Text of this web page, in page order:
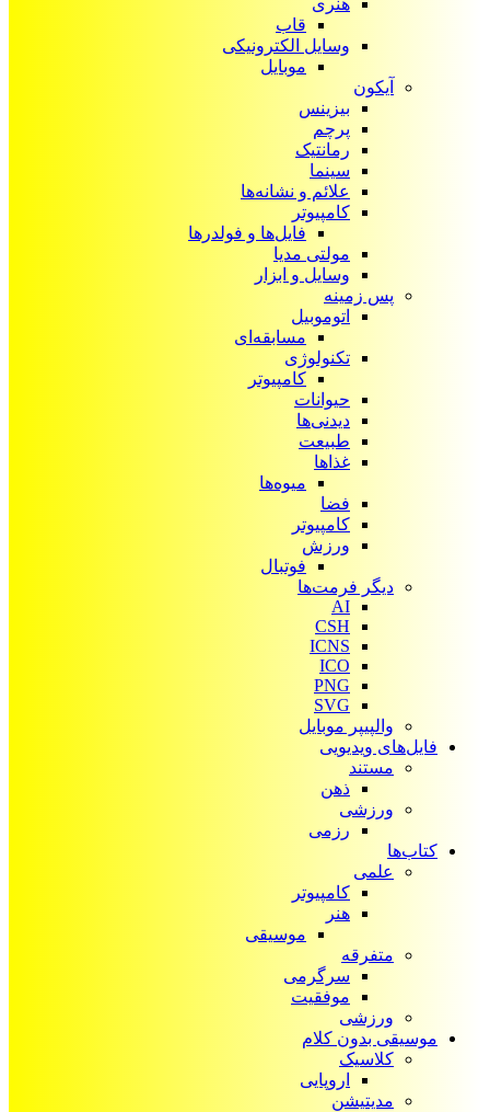
هنری
قاب
وسایل الکترونیکی
موبایل
آیکون‌
بیزینس
پرچم
رمانتیک
سینما
علائم و نشانه‌ها
کامپیوتر
فایل‌ها و فولدرها
مولتی مدیا
وسایل و ابزار
پس زمینه
اتوموبیل
مسابقه‌ای
تکنولوژی
کامپیوتر
حیوانات
دیدنی‌ها
طبیعت
غذاها
میوه‌ها
فضا
کامپیوتر
ورزش
فوتبال
دیگر فرمت‌ها
AI
CSH
ICNS
ICO
PNG
SVG
والپیپر موبایل
فایل‌های ویدیویی
مستند
ذهن
ورزشی
رزمی
کتاب‌ها
علمی
کامپیوتر
هنر
موسیقی
متفرقه
سرگرمی
موفقیت
ورزشی
موسیقی بدون کلام
کلاسیک
اروپایی
مدیتیشن